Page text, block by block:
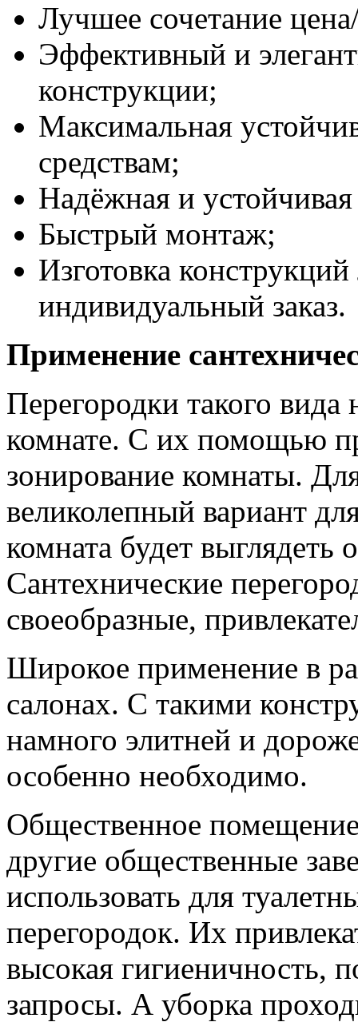
Лучшее сочетание
Эффективный и
конструкции;
Максимальная
средствам;
Надёжная и
Быстрый монтаж;
Изготовка
индивидуальный заказ.
Применение
Перегородки такого
комнате. С их помощью
зонирование комнаты.
великолепный вариант
комната будет выглядеть
Сантехнические
своеобразные,
Широкое применение в
салонах. С такими
намного элитней и
особенно необходимо.
Общественное
другие общественные
использовать для
перегородок. Их
высокая гигиеничность,
запросы. А уборка